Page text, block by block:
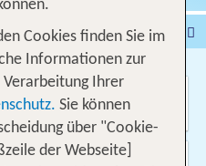
Hotel
Ferienhaus
Ausflüge
Cookies finden Sie im
Informationen zur
Ihrer
Sie können
über "Cookie-
der Webseite]